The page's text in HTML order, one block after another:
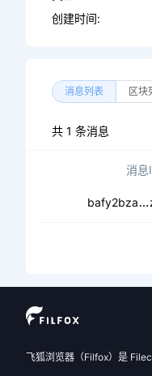
创建时间:
消息列表 区块
共 1 条消息
消息
bafy2bza
飞狐浏览器（Filfox）是